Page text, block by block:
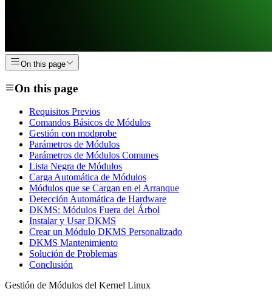
On this page
On this page
Requisitos Previos
Comandos Básicos de Módulos
Gestión con modprobe
Parámetros de Módulos
Parámetros de Módulos Comunes
Lista Negra de Módulos
Carga Automática de Módulos
Módulos que se Cargan en el Arranque
Detección Automática de Hardware
DKMS: Módulos Fuera del Árbol
Instalar y Usar DKMS
Crear un Módulo DKMS Personalizado
DKMS Mantenimiento
Solución de Problemas
Conclusión
Gestión de Módulos del Kernel Linux